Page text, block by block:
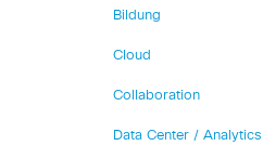
Bildung
Cloud
Collaboration
Data Center / Analytics